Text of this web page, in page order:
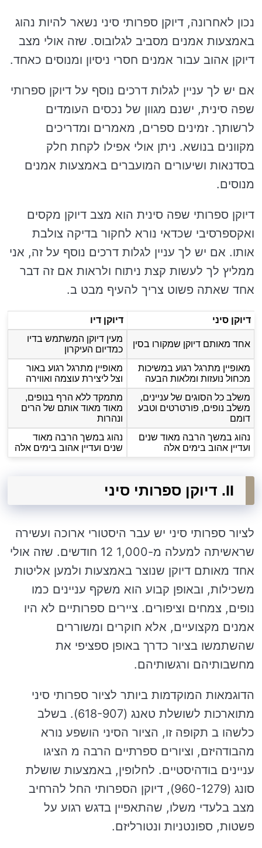
נכון לאחרונה, דיוקן ספרותי סיני נשאר להיות נהוג
באמצעות אמנים מסביב לגלובוס. שזה אולי מצב
דיוקן אהוב עבור אמנים חסרי ניסיון ומנוסים כאחד.
אם יש לך עניין לגלות דרכים נוסף על דיוקן ספרותי
שפה סינית, ישנם מגוון של נכסים העומדים
לרשותך. זמינים ספרים, מאמרים ומדריכים
מקוונים בנושא. ניתן אולי אפילו לקחת חלק
בסדנאות ושיעורים המועברים באמצעות אמנים
מנוסים.
דיוקן ספרותי שפה סינית הוא מצב דיוקן מקסים
ואקספרסיבי שכדאי נורא לחקור בדיקה צולבת
אותו. אם יש לך עניין לגלות דרכים נוסף על זה, אני
ממליץ לך לעשות קצת ניתוח ולראות אם זה דבר
אחד שאתה פשוט צריך להעיף מבט ב.
דיוקן סיני דיוקן דיו
אחד מאותם דיוקן שמקורו בסין
מעין דיוקן המשתמש בדיו
כמדיום העיקרון
מאופיין מתרגל רגוע במשיכות
מכחול נועזות ומלאות הבעה
מאופיין מתרגל רגוע באור
וצל ליצירת עוצמה ואווירה
משלב כל הסוגים של עניינים,
משלב נופים, פורטרטים וטבע
דומם
מתמקד ללא הרף בנופים,
מאוד מאוד אותם של הרים
ונהרות
נהוג במשך הרבה מאוד שנים
ועדיין אהוב בימים אלה
נהוג במשך הרבה מאוד
שנים ועדיין אהוב בימים אלה
II. דיוקן ספרותי סיני
לציור ספרותי סיני יש עבר היסטורי ארוכה ועשירה
שראשיתה למעלה מ-1,000 12 חודשים. שזה אולי
אחד מאותם דיוקן שנוצר באמצעות ולמען אליטות
משכילות, ובאופן קבוע הוא משקף עניינים כמו
נופים, צמחים וציפורים. ציירים ספרותיים לא היו
אמנים מקצועיים, אלא חוקרים ומשוררים
שהשתמשו בציור כדרך באופן ספציפי את
מחשבותיהם ורגשותיהם.
הדוגמאות המוקדמות ביותר לציור ספרותי סיני
מתוארכות לשושלת טאנג (618-907). בשלב
כלשהו ב תקופה זו, הציור הסיני הושפע נורא
מהבודהיזם, וציורים ספרתיים הרבה מ הציגו
עניינים בודהיסטיים. לחלופין, באמצעות שושלת
סונג (960-1279), דיוקן הספרותי החל להרחיב
מצב בלעדי משלו, שהתאפיין בדגש רגוע על
פשטות, ספונטניות ונטורליזם.